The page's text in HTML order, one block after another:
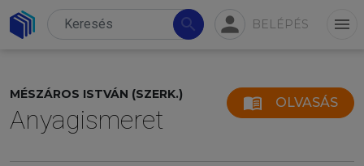
search person BELÉPÉS menu
MÉSZÁROS ISTVÁN (SZERK.)
Anyagismeret
menu_book OLVASÁS